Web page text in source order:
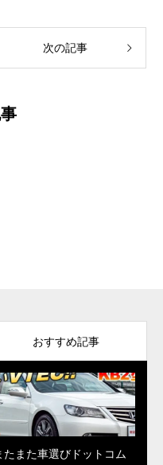
次の記事
おすすめ記事
たまた車選びドットコム
年ありがとうございま